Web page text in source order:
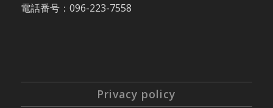
電話番号：096-223-7558
Privacy policy